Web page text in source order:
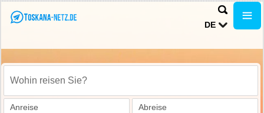
DE
Wohin reisen Sie?
Anreise Abreise